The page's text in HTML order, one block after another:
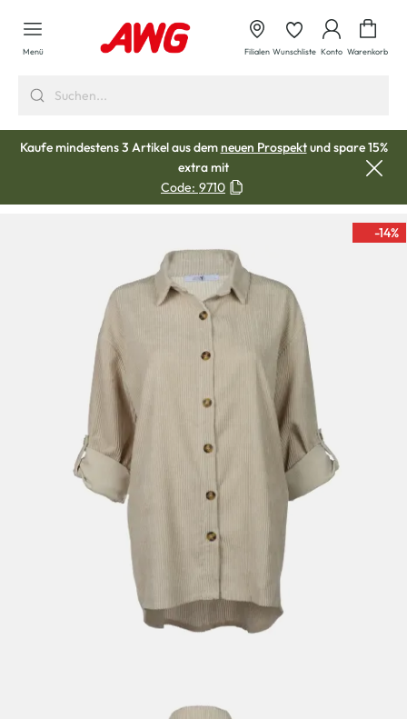
springen
Menü Filialen Wunschliste Konto Warenkorb
Kaufe mindestens 3 Artikel aus demneuen Prospektund spare 15%
extra mit
Code: 9710
-14%